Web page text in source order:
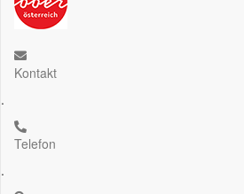
Kontakt
.
Telefon
.